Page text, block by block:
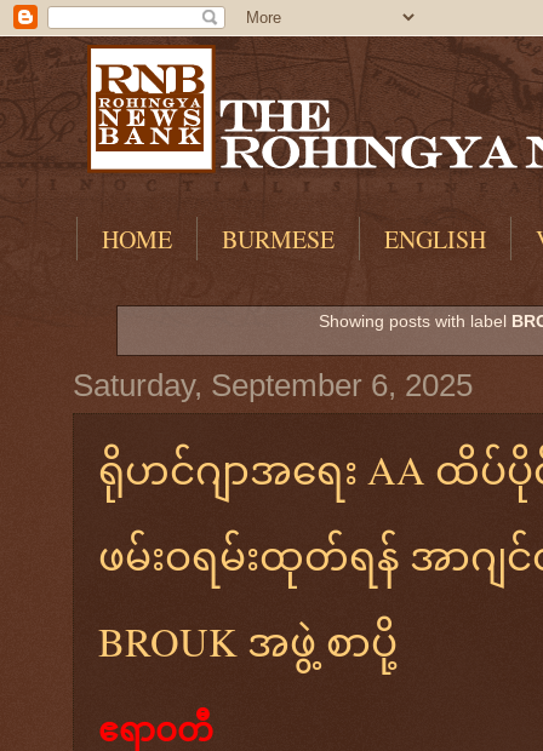
HOME BURMESE ENGLISH
Showing posts with label
Saturday, September 6, 2025
ရိုဟင်ဂျာအရေး AA ထိပ်ပို
ဖမ်းဝရမ်းထုတ်ရန် အာဂျင်
BROUK အဖွဲ့ စာပို့
ဧရာဝတီ